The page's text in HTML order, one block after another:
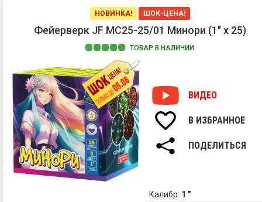
НОВИНКА! ШОК-ЦЕНА!
Фейерверк JF MC25-25/01 Минори (1" х 25)
ТОВАР В НАЛИЧИИ
ВИДЕО
В ИЗБРАННОЕ
ПОДЕЛИТЬСЯ
Калибр: 1 "